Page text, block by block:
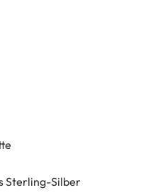
Sterling-Silber